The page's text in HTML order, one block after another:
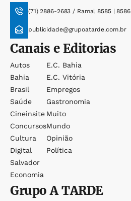
(71) 2886-2683 / Ramal 8585 | 8586
publicidade@grupoatarde.com.br
Canais e Editorias
Autos
Bahia
Brasil
Saúde
Cineinsite
Concursos
Cultura
Digital
Salvador
Economia
E.c. Bahia
E.c. Vitória
Empregos
Gastronomia
Muito
Mundo
Opinião
Política
GrupoA TARDE